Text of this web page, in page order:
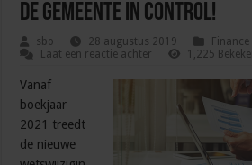
De gemeente in control!
sbo 28 augustus 2019
Laat een reactie achter
1,225
Vanaf
boekjaar
2021 treedt
de nieuwe